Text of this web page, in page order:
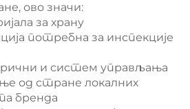
ово значи:
за храну
потребна за инспекције
и систем управљања
од стране локалних
бренда